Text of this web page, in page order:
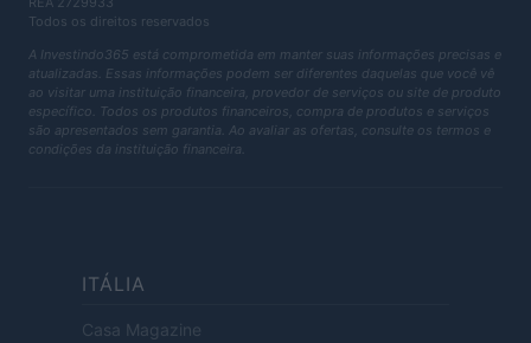
Todos os direitos reservados
A Investindo365 está comprometida em manter suas informações precisas e
atualizadas. Essas informações podem ser diferentes daquelas que você vê
ao visitar uma instituição financeira, provedor de serviços ou site de produto
específico. Todos os produtos financeiros, compra de produtos e serviços
são apresentados sem garantia. Ao avaliar as ofertas, consulte os termos e
condições da instituição financeira.
ITÁLIA
Casa Magazine